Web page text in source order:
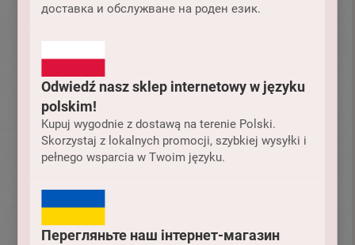
доставка и обслужване на роден език.
Odwiedź nasz sklep internetowy w języku
polskim!
Kupuj wygodnie z dostawą na terenie Polski.
Skorzystaj z lokalnych promocji, szybkiej wysyłki i
pełnego wsparcia w Twoim języku.
Перегляньте наш інтернет-магазин